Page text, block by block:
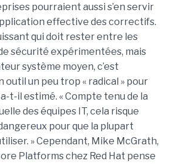
pourraient aussi s’en servir
effective des correctifs.
qui doit rester entre les
sécurité expérimentées, mais
système moyen, c’est
outil un peu trop « radical » pour
t-il estimé. « Compte tenu de la
des équipes IT, cela risque
pour que la plupart
» Cependant, Mike McGrath,
Platforms chez Red Hat pense